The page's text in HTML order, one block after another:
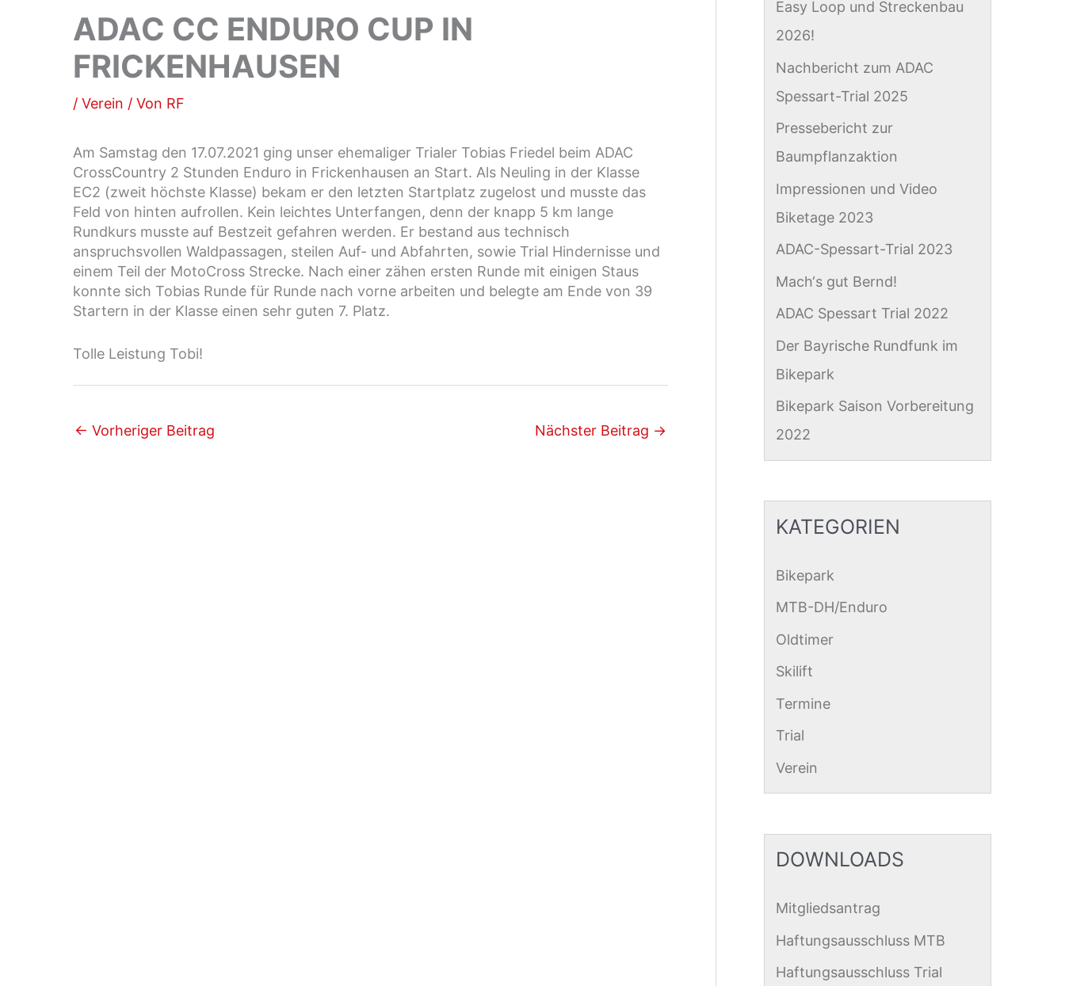
ADAC CC ENDURO CUP IN
FRICKENHAUSEN
/ Verein / Von RF
Am Samstag den 17.07.2021 ging unser ehemaliger Trialer Tobias Friedel beim ADAC
CrossCountry 2 Stunden Enduro in Frickenhausen an Start. Als Neuling in der Klasse
EC2 (zweit höchste Klasse) bekam er den letzten Startplatz zugelost und musste das
Feld von hinten aufrollen. Kein leichtes Unterfangen, denn der knapp 5 km lange
Rundkurs musste auf Bestzeit gefahren werden. Er bestand aus technisch
anspruchsvollen Waldpassagen, steilen Auf- und Abfahrten, sowie Trial Hindernisse und
einem Teil der MotoCross Strecke. Nach einer zähen ersten Runde mit einigen Staus
konnte sich Tobias Runde für Runde nach vorne arbeiten und belegte am Ende von 39
Startern in der Klasse einen sehr guten 7. Platz.
Tolle Leistung Tobi!
← Vorheriger Beitrag Nächster Beitrag →
:
Easy Loop und Streckenbau
2026!
Nachbericht zum ADAC
Spessart-Trial 2025
Pressebericht zur
Baumpflanzaktion
Impressionen und Video
Biketage 2023
ADAC-Spessart-Trial 2023
Mach‘s gut Bernd!
ADAC Spessart Trial 2022
Der Bayrische Rundfunk im
Bikepark
Bikepark Saison Vorbereitung
2022
KATEGORIEN
Bikepark
MTB-DH/Enduro
Oldtimer
Skilift
Termine
Trial
Verein
DOWNLOADS
Mitgliedsantrag
Haftungsausschluss MTB
Haftungsausschluss Trial